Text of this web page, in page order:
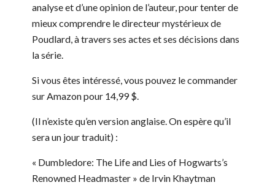
analyse et d’une opinion de l’auteur, pour tenter de
mieux comprendre le directeur mystérieux de
Poudlard, à travers ses actes et ses décisions dans
la série.
Si vous êtes intéressé, vous pouvez le commander
sur Amazon pour 14,99 $.
(Il n’existe qu’en version anglaise. On espère qu’il
sera un jour traduit) :
« Dumbledore: The Life and Lies of Hogwarts’s
Renowned Headmaster » de Irvin Khaytman